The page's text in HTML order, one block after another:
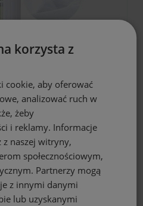
woal 350x260 na
59,90 zł
korzysta z
cookie, aby oferować
analizować ruch w
żeby
i reklamy. Informacje
z naszej witryny,
społecznościowym,
Partnerzy mogą
z innymi danymi
lub uzyskanymi